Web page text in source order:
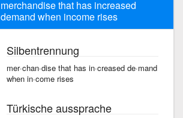
merchandise that has increased
demand when income rises
Silbentrennung
mer·chan·dise that has in·creased de·mand
when in·come rises
Türkische aussprache